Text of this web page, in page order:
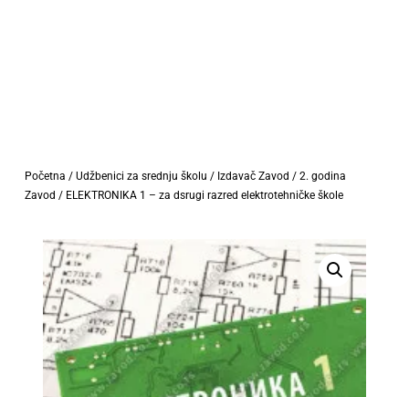
Početna / Udžbenici za srednju školu / Izdavač Zavod / 2. godina
Zavod / ELEKTRONIKA 1 – za dsrugi razred elektrotehničke škole